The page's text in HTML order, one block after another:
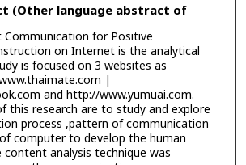
(Other language abstract of
Communication for Positive
on Internet is the analytical
is focused on 3 websites as
|
and http://www.yumuai.com.
this research are to study and explore
process ,pattern of communication
computer to develop the human
content analysis technique was